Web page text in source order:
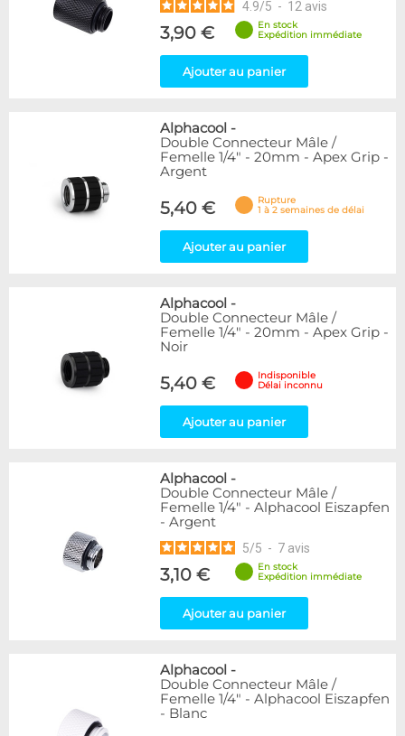
4.9/5 - 12 avis
3,90 €
En stock
Expédition immédiate
Ajouter au panier
Alphacool -
Double Connecteur Mâle /
Femelle 1/4" - 20mm - Apex Grip -
Argent
5,40 €
Rupture
1 à 2 semaines de délai
Ajouter au panier
Alphacool -
Double Connecteur Mâle /
Femelle 1/4" - 20mm - Apex Grip -
Noir
5,40 €
Indisponible
Délai inconnu
Ajouter au panier
Alphacool -
Double Connecteur Mâle /
Femelle 1/4" - Alphacool Eiszapfen
- Argent
5/5 - 7 avis
3,10 €
En stock
Expédition immédiate
Ajouter au panier
Alphacool -
Double Connecteur Mâle /
Femelle 1/4" - Alphacool Eiszapfen
- Blanc